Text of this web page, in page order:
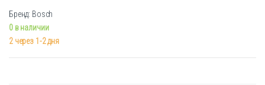
Бренд: Bosch
0 в наличии
2 через 1-2 дня